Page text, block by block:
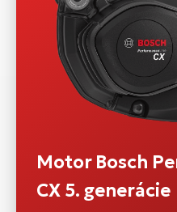
Motor Bosch
CX 5. generácie